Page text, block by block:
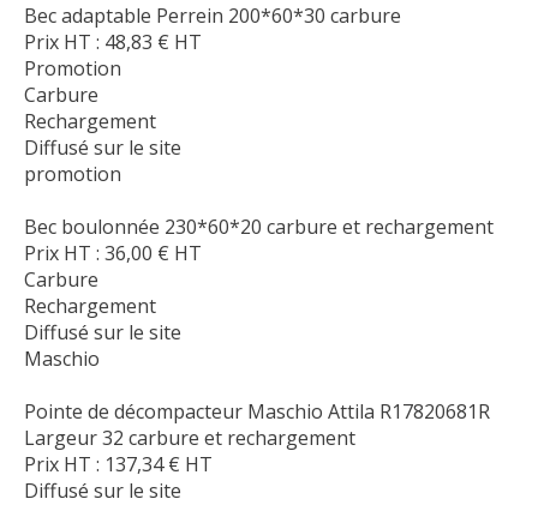
Bec adaptable Perrein 200*60*30 carbure
Prix HT : 48,83 € HT
Promotion
Carbure
Rechargement
Diffusé sur le site
promotion
Bec boulonnée 230*60*20 carbure et rechargement
Prix HT : 36,00 € HT
Carbure
Rechargement
Diffusé sur le site
Maschio
Pointe de décompacteur Maschio Attila R17820681R
Largeur 32 carbure et rechargement
Prix HT : 137,34€ HT
Diffusé sur le site